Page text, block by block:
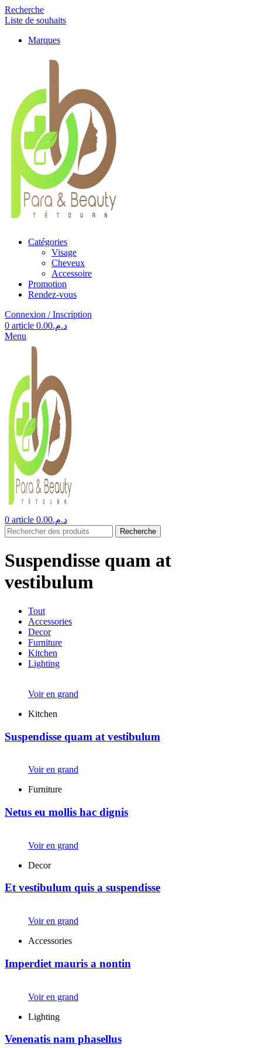
Recherche
Liste de souhaits
Marques
Catégories
Visage
Cheveux
Accessoire
Promotion
Rendez-vous
Connexion / Inscription
0 article د.م.0.00
Menu
0 article د.م.0.00
Recherche
Suspendisse quam at
vestibulum
Tout
Accessories
Decor
Furniture
Kitchen
Lighting
Voir en grand
Kitchen
Suspendisse quam at vestibulum
Voir en grand
Furniture
Netus eu mollis hac dignis
Voir en grand
Decor
Et vestibulum quis a suspendisse
Voir en grand
Accessories
Imperdiet mauris a nontin
Voir en grand
Lighting
Venenatis nam phasellus